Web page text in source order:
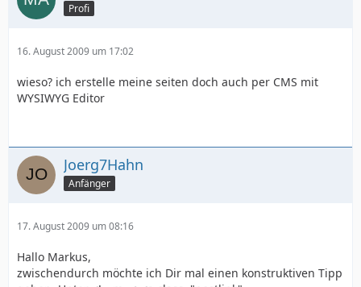
Profi
16. August 2009 um 17:02
wieso? ich erstelle meine seiten doch auch per CMS mit
WYSIWYG Editor
Joerg7Hahn
Anfänger
17. August 2009 um 08:16
Hallo Markus,
zwischendurch möchte ich Dir mal einen konstruktiven Tipp